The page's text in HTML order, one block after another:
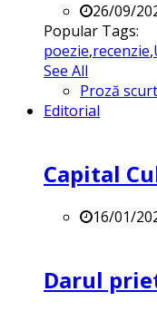
26/09/
Popular Tags:
poezie,recenzie,
See All
Proză
Editorial
Capital
16/01/
Darul